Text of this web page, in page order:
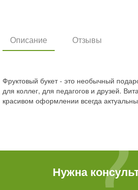
Описание Отзывы
Фруктовый букет - это необычный
для коллег, для педагогов и друзей.
красивом оформлении всегда
Нужна